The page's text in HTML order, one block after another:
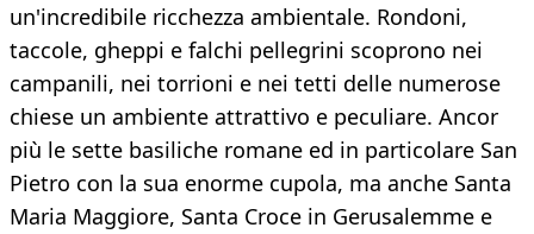
un'incredibile ricchezza ambientale. Rondoni,
taccole, gheppi e falchi pellegrini scoprono nei
campanili, nei torrioni e nei tetti delle numerose
chiese un ambiente attrattivo e peculiare. Ancor
più le sette basiliche romane ed in particolare San
Pietro con la sua enorme cupola, ma anche Santa
Maria Maggiore, Santa Croce in Gerusalemme e